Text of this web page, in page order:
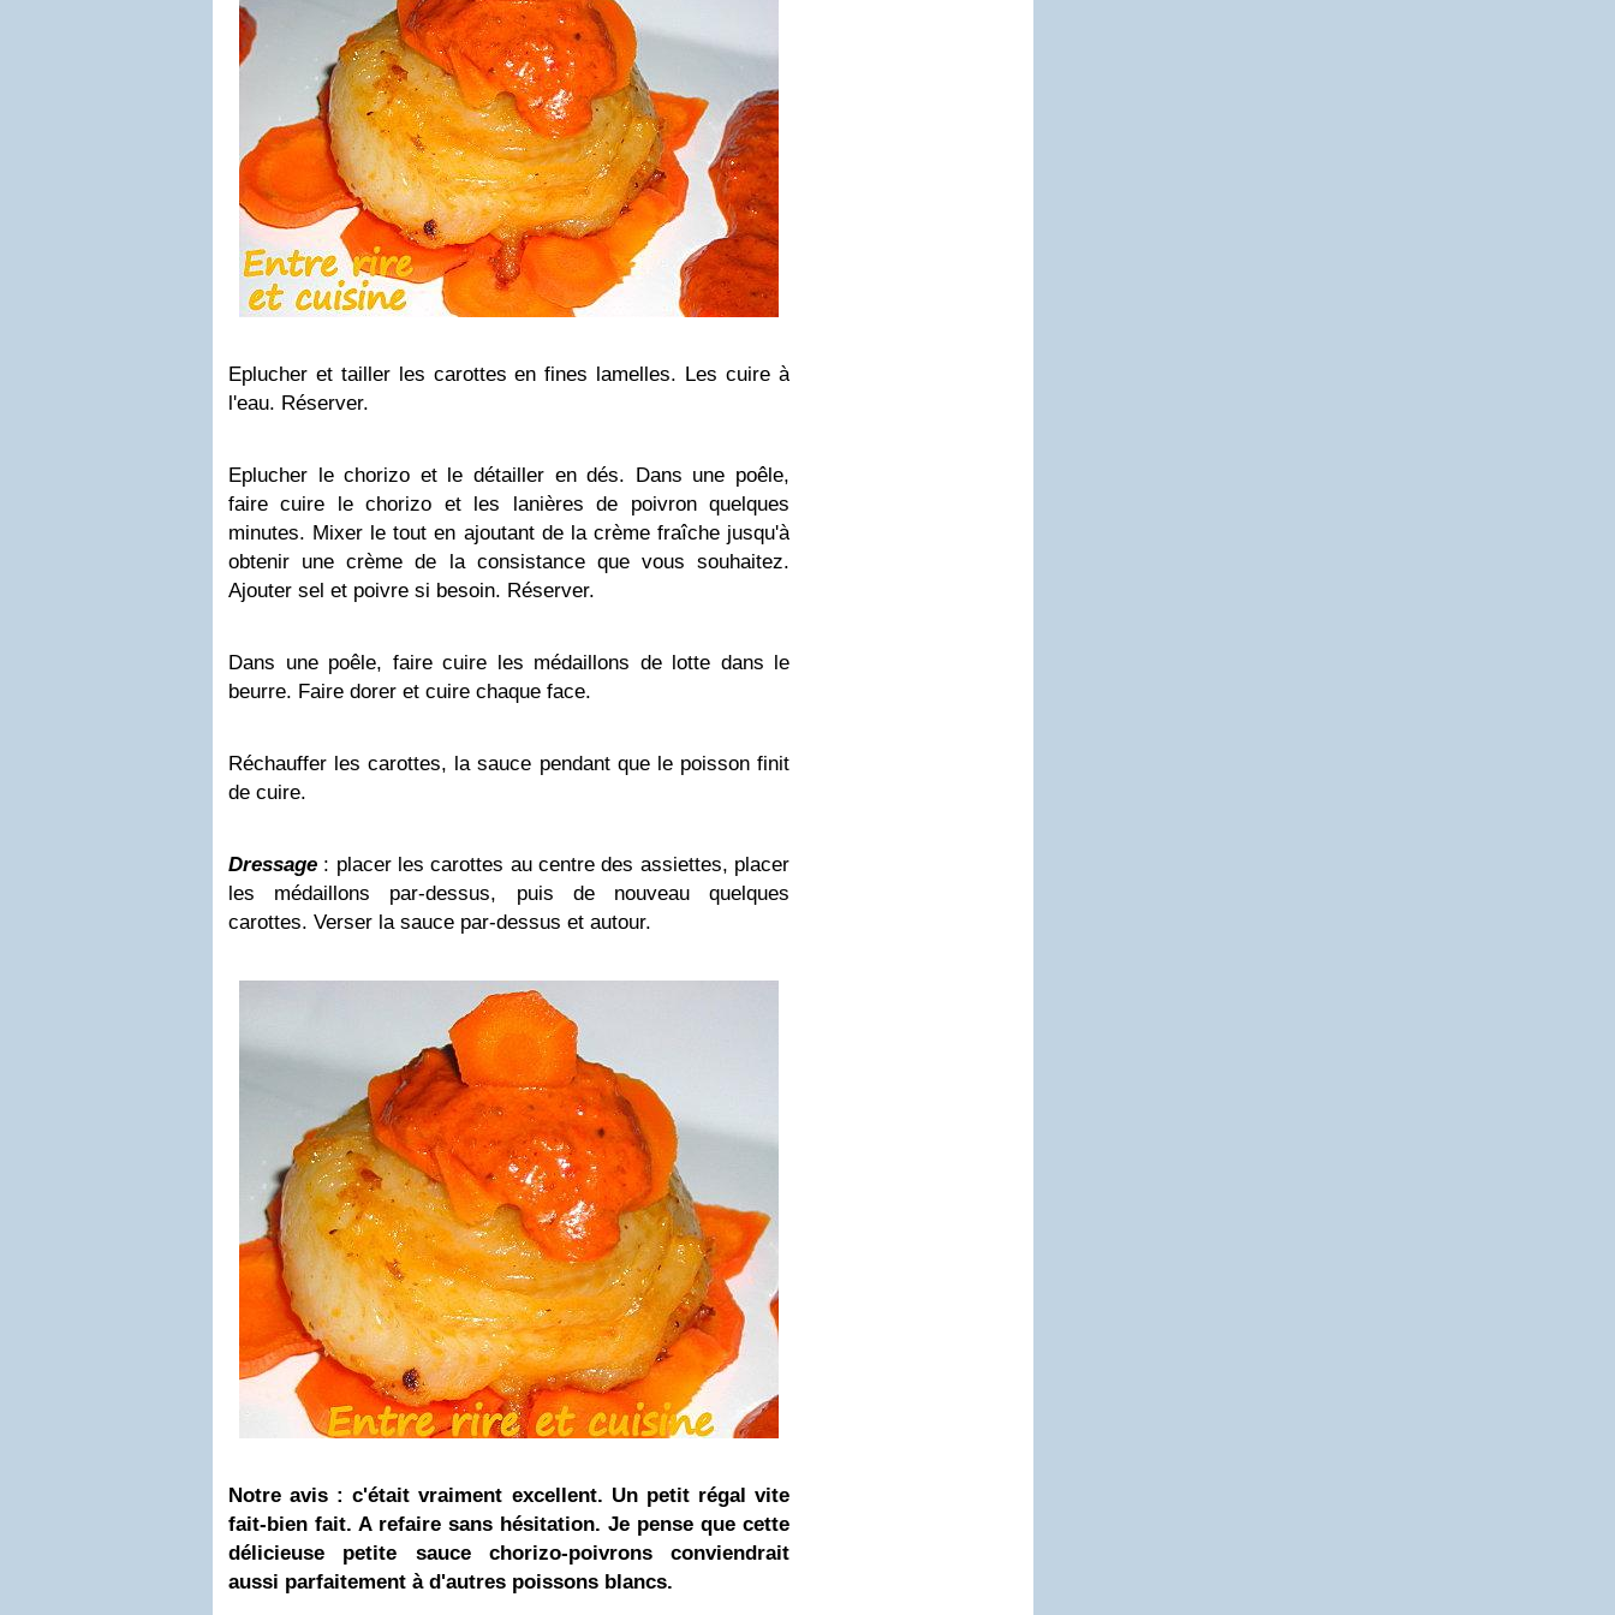
Eplucher et tailler les carottes en fines lamelles. Les cuire à
l'eau. Réserver.
Eplucher le chorizo et le détailler en dés. Dans une poêle,
faire cuire le chorizo et les lanières de poivron quelques
minutes. Mixer le tout en ajoutant de la crème fraîche jusqu'à
obtenir une crème de la consistance que vous souhaitez.
Ajouter sel et poivre si besoin. Réserver.
Dans une poêle, faire cuire les médaillons de lotte dans le
beurre. Faire dorer et cuire chaque face.
Réchauffer les carottes, la sauce pendant que le poisson finit
de cuire.
Dressage : placer les carottes au centre des assiettes, placer
les médaillons par-dessus, puis de nouveau quelques
carottes. Verser la sauce par-dessus et autour.
Notre avis : c'était vraiment excellent. Un petit régal vite
fait-bien fait. A refaire sans hésitation. Je pense que cette
délicieuse petite sauce chorizo-poivrons conviendrait
aussi parfaitement à d'autres poissons blancs.